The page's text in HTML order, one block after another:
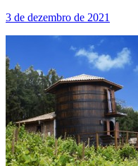
3 de dezembro de 2021